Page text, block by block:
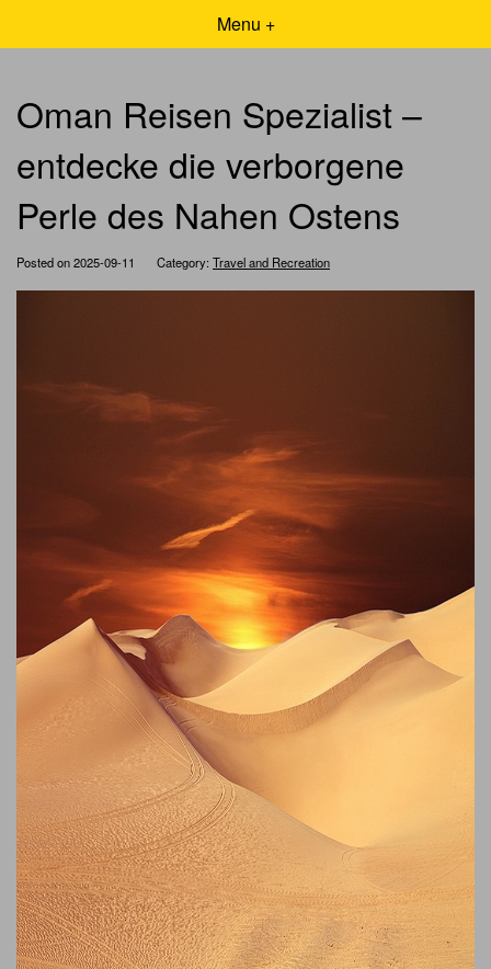
Menu +
Oman Reisen Spezialist –
entdecke die verborgene
Perle des Nahen Ostens
Posted on 2025-09-11 Category: Travel and Recreation